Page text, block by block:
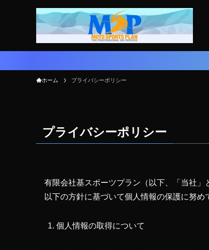
ホーム プライバシーポリシー
プライバシーポリシー
有限会社基スポーツプラン（以下、「当社」
以下の方針に基づいて個人情報の保護に努め
個人情報の取得について